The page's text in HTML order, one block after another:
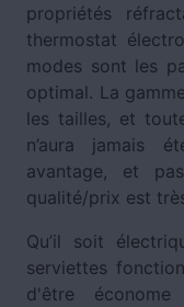
propriétés
thermostat
modes sont les
optimal. La
les tailles, et
n’aura jamais
avantage, et
qualité/prix est
Qu’il soit
serviettes
d'être